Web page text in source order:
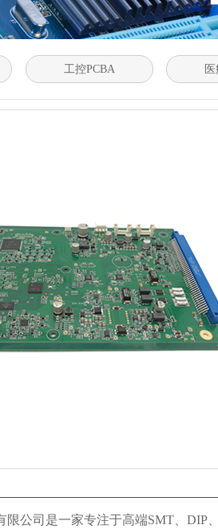
工控PCBA
限公司是一家专注于高端SMT、DIP